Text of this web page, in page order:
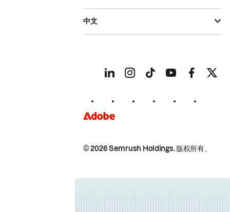
© 2026 Semrush Holdings.版权所有。
中文